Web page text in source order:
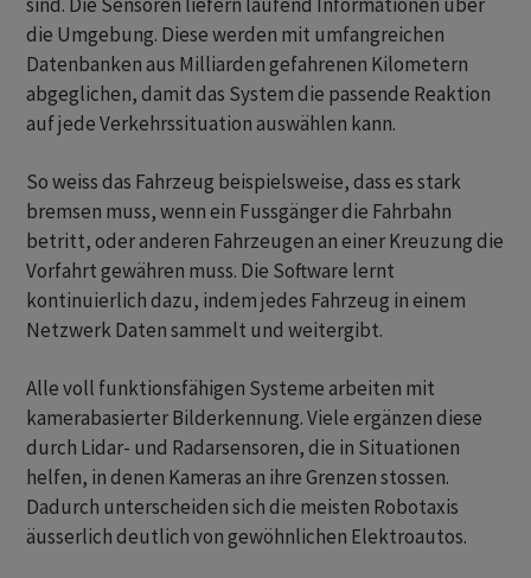
sind. Die Sensoren liefern laufend Informationen über
die Umgebung. Diese werden mit umfangreichen
Datenbanken aus Milliarden gefahrenen Kilometern
abgeglichen, damit das System die passende Reaktion
auf jede Verkehrssituation auswählen kann.
So weiss das Fahrzeug beispielsweise, dass es stark
bremsen muss, wenn ein Fussgänger die Fahrbahn
betritt, oder anderen Fahrzeugen an einer Kreuzung die
Vorfahrt gewähren muss. Die Software lernt
kontinuierlich dazu, indem jedes Fahrzeug in einem
Netzwerk Daten sammelt und weitergibt.
Alle voll funktionsfähigen Systeme arbeiten mit
kamerabasierter Bilderkennung. Viele ergänzen diese
durch Lidar- und Radarsensoren, die in Situationen
helfen, in denen Kameras an ihre Grenzen stossen.
Dadurch unterscheiden sich die meisten Robotaxis
äusserlich deutlich von gewöhnlichen Elektroautos.